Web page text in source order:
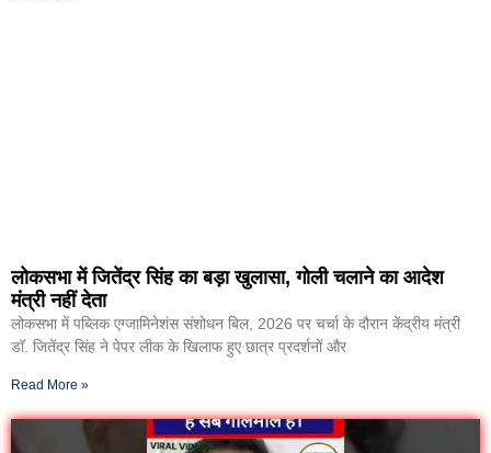
लोकसभा में जितेंद्र सिंह का बड़ा खुलासा, गोली चलाने का आदेश
मंत्री नहीं देता
लोकसभा में पब्लिक एग्जामिनेशंस संशोधन बिल, 2026 पर चर्चा के दौरान केंद्रीय मंत्री
डॉ. जितेंद्र सिंह ने पेपर लीक के खिलाफ हुए छात्र प्रदर्शनों और
Read More »